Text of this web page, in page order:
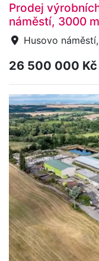
Prodej
náměstí, 3000 m
Husovo
26 500 000 Kč